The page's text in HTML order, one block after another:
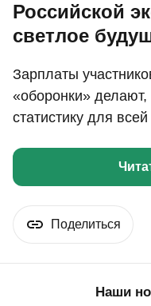
Российской
светлое
Зарплаты
«оборонки»
статистику для
Поделиться
Наши